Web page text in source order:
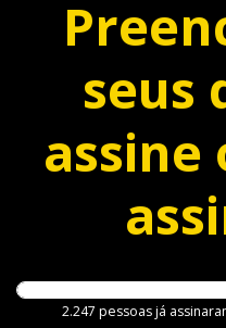
seus
assine
2.247 pessoas já